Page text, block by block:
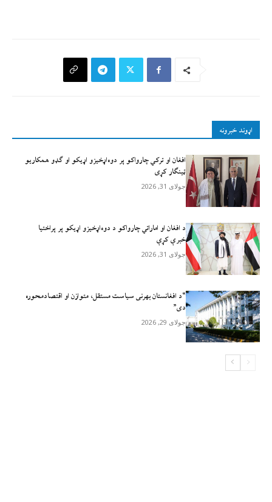
اړوند خبرونه
افغان او ترکي چارواکو پر دوه‌اړخیزو اړيکو او ګډو همکاريو
ټينګار کړی
جولای 31, 2026
د افغان او اماراتي چارواکو د دوه‌اړخیزو اړیکو پر پراختیا
خبرې کړې
جولای 31, 2026
“د افغانستان بهرنی سیاست مستقل، متوازن او اقتصادمحوره
دی”
جولای 29, 2026